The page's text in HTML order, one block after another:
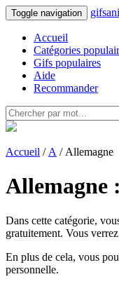
Toggle navigation
Accueil
Catégories
Gifs populaires
Aide
Recommander
Accueil / A / Allemagne
Allemagne
Dans cette catégorie,
gratuitement. Vous
En plus de cela, vous
personnelle.